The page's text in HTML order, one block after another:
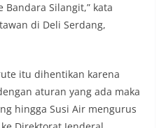
Silangit,” kata
di Deli Serdang,
itu dihentikan karena
aturan yang ada maka
hingga Susi Air mengurus